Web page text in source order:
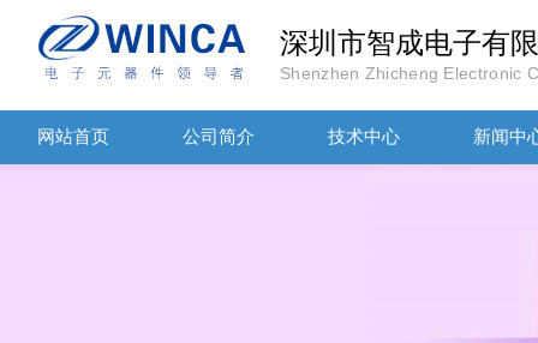
深圳市智成电子有
Shenzhen Zhicheng Electronic
网站首页 公司简介 技术中心 新闻中
TDK-EPCOS热敏电阻 B57351V5103H060